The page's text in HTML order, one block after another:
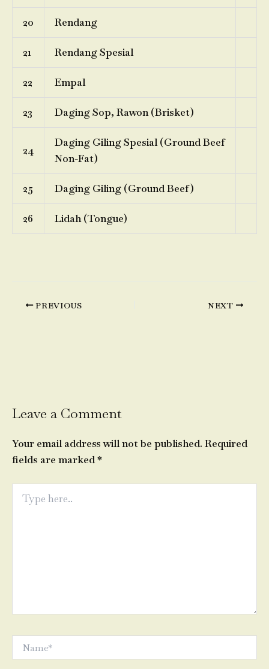
20 Rendang
21 Rendang Spesial
22 Empal
23 Daging Sop, Rawon (Brisket)
24
Daging Giling Spesial (Ground Beef
Non-Fat)
25 Daging Giling (Ground Beef)
26 Lidah (Tongue)
PREVIOUS NEXT
Leave a Comment
Your email address will not be published. Required
fields are marked*
here..